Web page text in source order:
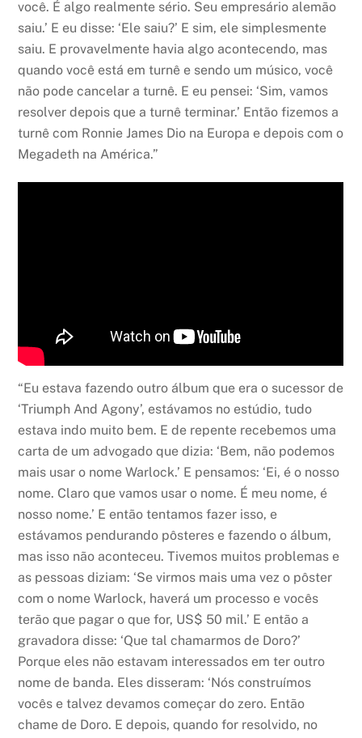
você. É algo realmente sério. Seu empresário alemão
saiu.’ E eu disse: ‘Ele saiu?’ E sim, ele simplesmente
saiu. E provavelmente havia algo acontecendo, mas
quando você está em turnê e sendo um músico, você
não pode cancelar a turnê. E eu pensei: ‘Sim, vamos
resolver depois que a turnê terminar.’ Então fizemos a
turnê com Ronnie James Dio na Europa e depois com o
Megadeth na América.”
“Eu estava fazendo outro álbum que era o sucessor de
‘Triumph And Agony’, estávamos no estúdio, tudo
estava indo muito bem. E de repente recebemos uma
carta de um advogado que dizia: ‘Bem, não podemos
mais usar o nome Warlock.’ E pensamos: ‘Ei, é o nosso
nome. Claro que vamos usar o nome. É meu nome, é
nosso nome.’ E então tentamos fazer isso, e
estávamos pendurando pôsteres e fazendo o álbum,
mas isso não aconteceu. Tivemos muitos problemas e
as pessoas diziam: ‘Se virmos mais uma vez o pôster
com o nome Warlock, haverá um processo e vocês
terão que pagar o que for, US$ 50 mil.’ E então a
gravadora disse: ‘Que tal chamarmos de Doro?’
Porque eles não estavam interessados em ter outro
nome de banda. Eles disseram: ‘Nós construímos
vocês e talvez devamos começar do zero. Então
chame de Doro. E depois, quando for resolvido, no